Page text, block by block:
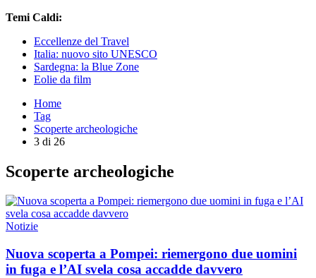
Temi Caldi:
Eccellenze del Travel
Italia: nuovo sito UNESCO
Sardegna: la Blue Zone
Eolie da film
Home
Tag
Scoperte archeologiche
3 di 26
Scoperte archeologiche
Notizie
Nuova scoperta a Pompei: riemergono due uomini
in fuga e l’AI svela cosa accadde davvero